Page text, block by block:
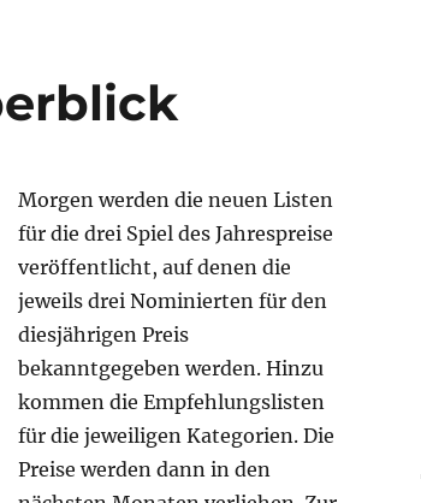
Morgen werden die neuen Listen
für die drei Spiel des Jahrespreise
veröffentlicht, auf denen die
jeweils drei Nominierten für den
diesjährigen Preis
bekanntgegeben werden. Hinzu
kommen die Empfehlungslisten
für die jeweiligen Kategorien. Die
Preise werden dann in den